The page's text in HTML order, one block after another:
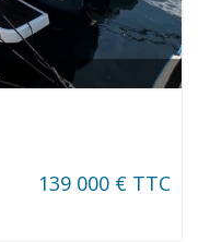
139 000 € TTC